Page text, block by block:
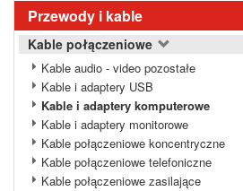
Przewody i kable
Kable połączeniowe
Kable audio - video pozostałe
Kable i adaptery USB
Kable i adaptery komputerowe
Kable i adaptery monitorowe
Kable połączeniowe koncentryczne
Kable połączeniowe telefoniczne
Kable połączeniowe zasilające